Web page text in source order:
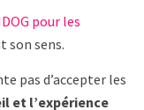
pour les
son sens.
pas d’accepter les
et l’expérience